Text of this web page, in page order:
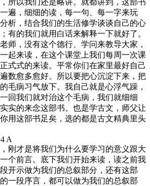
遍，细细的读，每一句、每一字来玩
析，结合我们的生活修学谈谈自己的心
有的我们就用白话来解释一下就好了。
师，没有这个德行、学问来教导大家，
起来读，在这个课堂上我们每周一次课
式式的来读。平常你们在家里最好自己
数愈多愈好。所以要把心沉淀下来，把
毛病习气放下。我自己就是心浮气躁，
回我们就对治这个毛病，我们就细细
实的来念这部书。也是学古文，师父让
用这部书足矣，选的都是古文精典里头
A
才是将我们为什么要学习的意义跟大
个前言。底下我们开始来读，读之前我
开示做为我们的总叙部分，还有这部
一段序言，都可以做为我们的总叙部